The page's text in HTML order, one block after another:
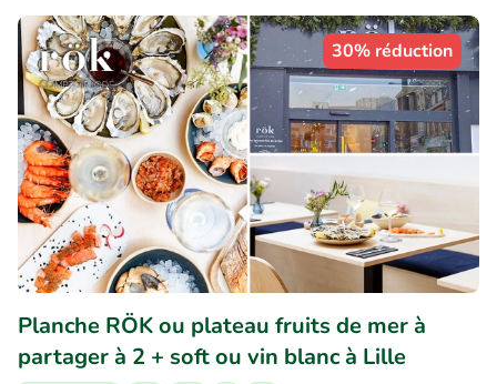
30% réduction
Planche RÖK ou plateau fruits de mer à
partager à 2 + soft ou vin blanc à Lille